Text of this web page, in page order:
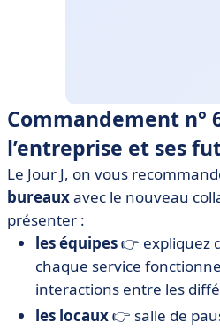
Commandement n°
l’entreprise et ses
Le Jour J, on vous
bureauxavec le nouveau
présenter :
les équipes👉 expliquez
chaque service
interactions entre les
les locaux👉 salle de